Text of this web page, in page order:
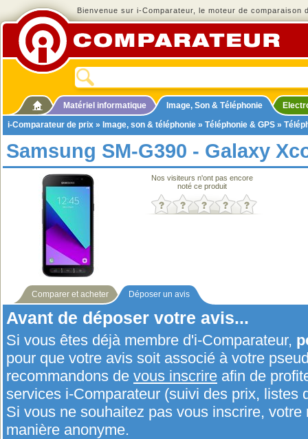
Bienvenue sur i-Comparateur, le moteur de comparaison
Matériel informatique Image, Son & Téléphonie
i-Comparateur de prix » Image, son & téléphonie » Téléphonie & GPS »
Samsung SM-G390 - Galaxy
Nos visiteurs n'ont pas encore
noté ce produit
Comparer et acheter Déposer un avis
Avant de déposer votre avis...
Si vous êtes déjà membre d'i-Comparateur,
pour que votre avis soit associé à votre
recommandons de vous inscrire afin de
services i-Comparateur (suivi des prix, listes
Si vous ne souhaitez pas vous inscrire,
manière anonyme.